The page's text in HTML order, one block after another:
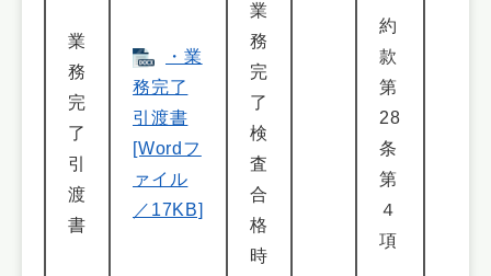
業
務
完
了
引
渡
書
・業
務完了
引渡書
[Wordフ
ァイル
／17KB]
業
務
完
了
検
査
合
格
時
約
款
第
28
条
第
４
項